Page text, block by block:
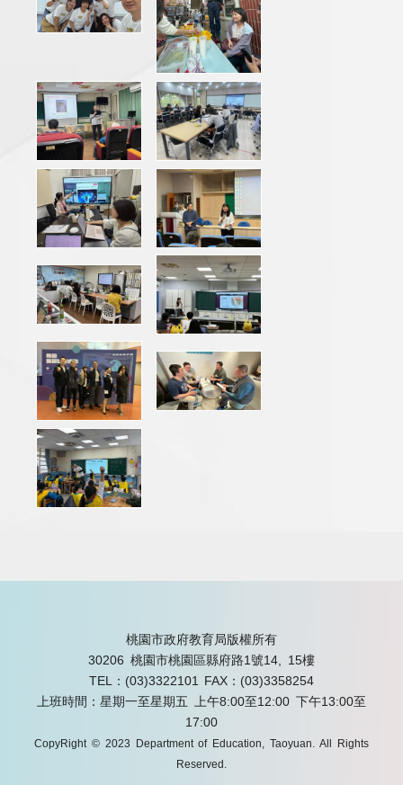
桃園市政府教育局版權所有
30206 桃園市桃園區縣府路1號14, 15樓
TEL：(03)3322101
FAX：(03)3358254
上班時間：星期一至星期五 上午8:00至12:00 下午13:00至
17:00
CopyRight © 2023 Department of Education, Taoyuan. All Rights
Reserved.